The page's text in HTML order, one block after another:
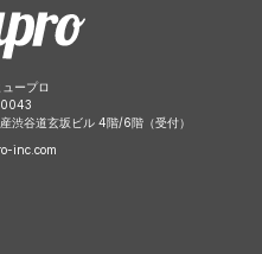
ープロ
渋谷道玄坂ビル 4階/6階（受付）
inc.com